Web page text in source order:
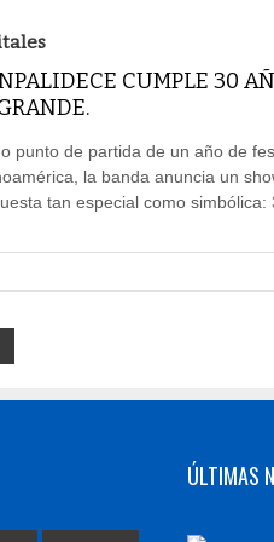
CUMPLE 30
punto de partida de un año de
la banda anuncia un
tan especial como
ÚLTIMAS